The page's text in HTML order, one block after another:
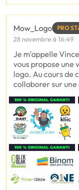
Mow_Logo PRO
28 novembre à 16:49
Je m'appelle
vous propose
logo. Au cours de
collaborer sur